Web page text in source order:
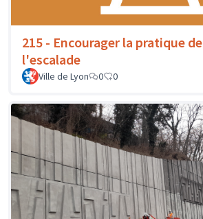
215 - Encourager la pratique de
l'escalade
Ville de Lyon 0 0